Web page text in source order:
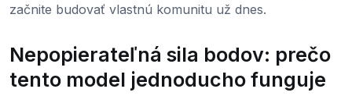
začnite budovať vlastnú komunitu už dnes.
Nepopierateľná sila bodov: prečo
tento model jednoducho funguje